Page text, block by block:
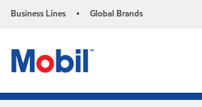
Business Lines • Global Brands